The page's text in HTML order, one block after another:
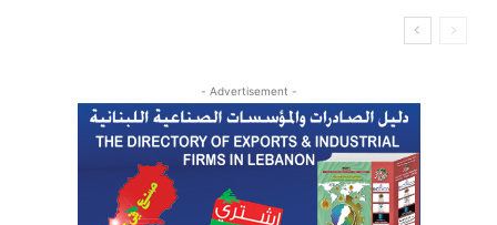
- Advertisement -